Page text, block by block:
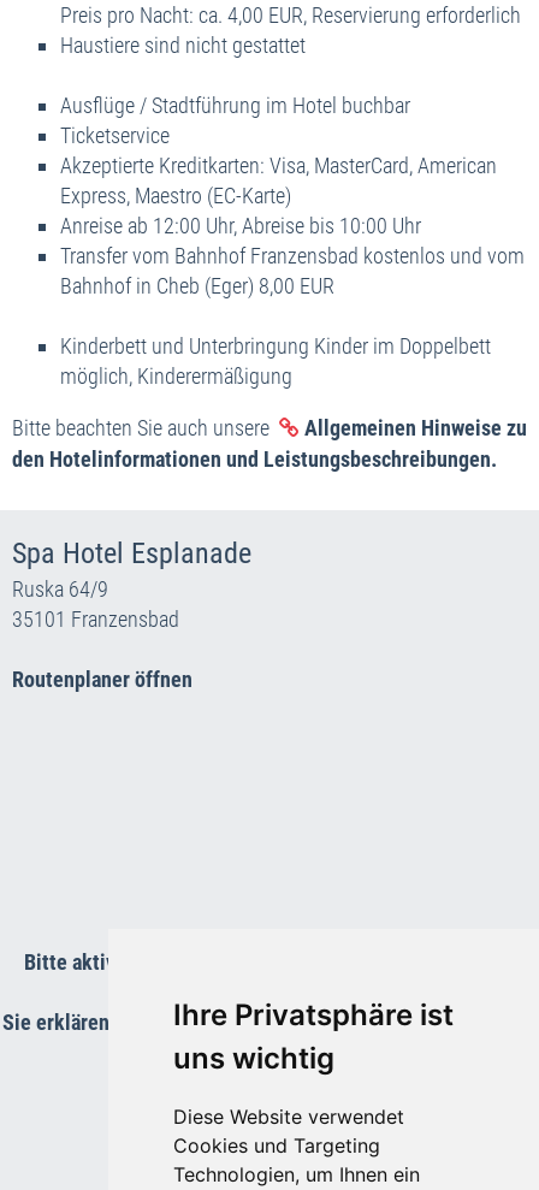
Ihre Privatsphäre ist
uns wichtig
Diese Website verwendet
Cookies und Targeting
Technologien, um Ihnen ein
Preis pro Nacht: ca. 4,00 EUR, Reservierung erforderlich
Haustiere sind nicht gestattet
Ausflüge / Stadtführung im Hotel buchbar
Ticketservice
Akzeptierte Kreditkarten: Visa, MasterCard, American
Express, Maestro (EC-Karte)
Anreise ab 12:00 Uhr, Abreise bis 10:00 Uhr
Transfer vom Bahnhof Franzensbad kostenlos und vom
Bahnhof in Cheb (Eger) 8,00 EUR
Kinderbett und Unterbringung Kinder im Doppelbett
möglich, Kinderermäßigung
Bitte beachten Sie auch unsere
Allgemeinen Hinweise zu
den Hotelinformationen und Leistungsbeschreibungen.
Spa Hotel Esplanade
Ruska 64/9
35101 Franzensbad
Routenplaner öffnen
Bitte aktivieren Sie die Funktions-Cookies um die Karte
Sie erklären Sie sich damit einverstanden, dass Ihre Daten an
Google übermittelt werden.